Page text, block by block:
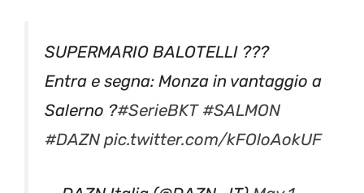
SUPERMARIO BALOTELLI ???
Entra e segna: Monza in vantaggio a
Salerno ?#SerieBKT #SALMON
#DAZN pic.twitter.com/kFOloAokUF